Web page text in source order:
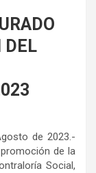
DEL
de 2023.-
de la
Social,